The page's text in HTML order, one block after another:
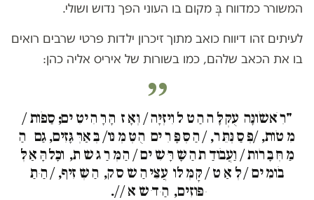
המשורר כמדווח בְּ מקום בו העוני הפך נדוש ושולי.
לעיתים זהו דיווח כואב מתוך זיכרון ילדות פרטי שרבים רואים
בו את הכאב שלהם, כמו בשורות של איריס אליה כהן:
"רִ אׁשֹונָּה עֻקְּ לָּ ה הַ ט ל וִיזְּיָּה / וְּאָּ ז הָּ רָּ הִ יטִ ים; סַפֹות /
מִ טֹות, /פְּ סַ נְּּתֵּ ר, / הַ סְּ פָּ רִ ים הֻ טְּ מְּ נּו/ בְּ אַרְּ גָּזִים, גַם הַ
מַ חְּ בָּ רֹות / וַעֲבֹודַ ת הַ שָּ רָּ ׁשִ ים / הַ מְּ רַ ג ׁש ת, וכָּל הָּ אַ לְּ
בֹומִ ים / לְּ אַ ט / קָּ מְּ לּו עֲצֵּי הַ ש ס ק, הַ שְּ זִיף, / הַ ּתַ
ּפּוזִים, הַ ּד ׁש א //.